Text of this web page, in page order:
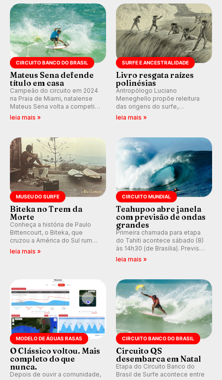
km/h em Itanhaém.
CIRCUITO BANCO DO BRASIL
Mateus Sena defende
título em casa
Campeão do circuito em 2024
na Praia de Miami, natalense
Mateus Sena volta a competir
em casa em busca de manter a
leia mais »
SURFE E ANCESTRALIDADE
Livro resgata raízes
polinésias
Antropólogo Luciano
Meneghello propõe releitura
das origens do surfe,
resgatando a cultura polinésia
prática em esporte e indústria.
leia mais »
MUSEU DO SURFE
Biteka no Trem da
Morte
Conheça a história de Paulo
Bittencourt, o Biteka, que
cruzou a América do Sul rumo
ao Pacífico em uma jornada
leia mais »
CIRCUITO MUNDIAL
Teahupoo abre janela
com previsão de ondas
grandes
Primeira chamada para etapa
do Tahiti acontece sábado (8)
às 14h30 (de Brasília). Previsão
indica swell consistente.
Kelly Slater convidado.
leia mais »
MODELO DE ÁGUAS RASAS
O Clássico voltou. Mais
completo do que
nunca.
Depois de ouvir a comunidade,
CIRCUITO BANCO DO BRASIL
Circuito QS
desembarca em Natal
Etapa do Circuito Banco do
Brasil de Surfe acontece entre